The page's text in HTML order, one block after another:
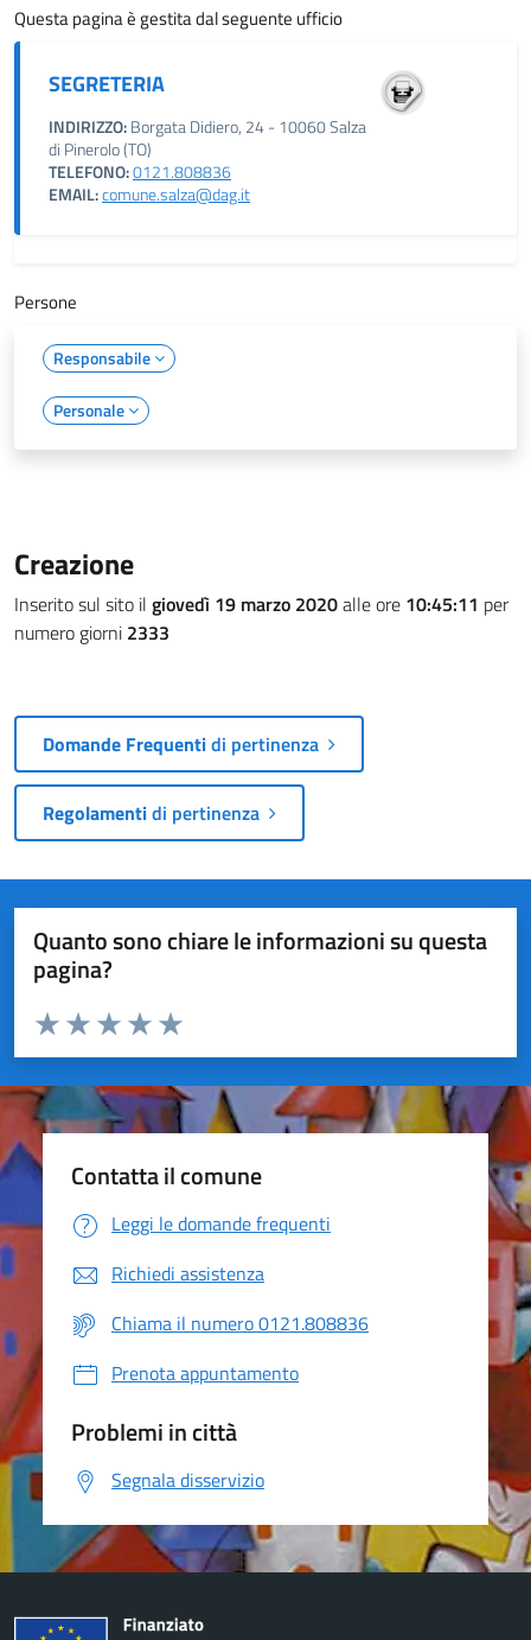
Questa pagina è gestita dal seguente ufficio
SEGRETERIA
INDIRIZZO:Borgata Didiero, 24 - 10060 Salza
di Pinerolo (TO)
TELEFONO:0121.808836
EMAIL:comune.salza@dag.it
Persone
Responsabile
Personale
Creazione
Inserito sul sito il giovedì 19 marzo 2020alle ore 10:45:11 per
numero giorni 2333
Domande Frequentidi pertinenza
Regolamentidi pertinenza
Quanto sono chiare le informazioni su questa
pagina?
Valuta da 1 a 5 stelle la pagina
Valuta 5 stelle su 5
Valuta 4 stelle su 5
Valuta 3 stelle su 5
Valuta 2 stelle su 5
Valuta 1 stelle su 5
Contatta il comune
Leggi le domande frequenti
Richiedi assistenza
Chiama il numero 0121.808836
Prenota appuntamento
Problemi in città
Segnala disservizio